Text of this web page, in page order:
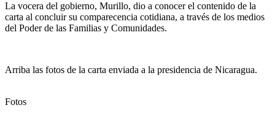
La vocera del gobierno, Murillo, dio a conocer el contenido de la
carta al concluir su comparecencia cotidiana, a través de los medios
del Poder de las Familias y Comunidades.
Arriba las fotos de la carta enviada a la presidencia de Nicaragua.
Fotos